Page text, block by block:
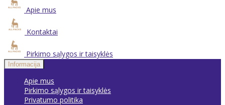
Apie mus
Kontaktai
Pirkimo sąlygos ir taisyklės
Informacija
Apie mus
Pirkimo sąlygos ir taisyklės
Privatumo politika